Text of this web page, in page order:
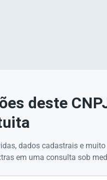
deste
dados cadastrais e
em uma consulta sob